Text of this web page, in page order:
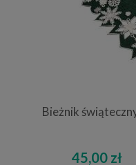
Bieżnik
45,00 zł